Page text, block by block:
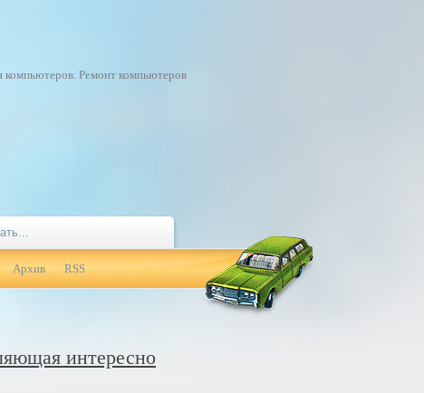
Ремонт компьютеров
Архив RSS
интересно